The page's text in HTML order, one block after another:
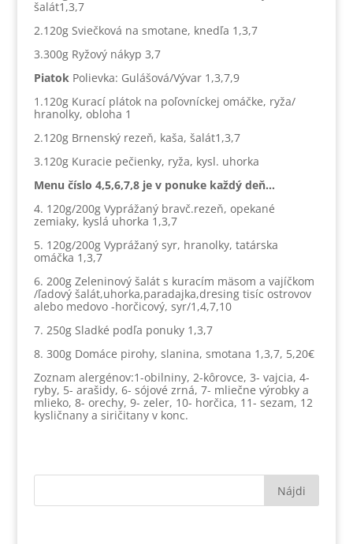
šalát1,3,7
2.120g Sviečková na smotane, knedľa 1,3,7
3.300g Ryžový nákyp 3,7
Piatok Polievka: Gulášová/Vývar 1,3,7,9
1.120g Kurací plátok na poľovníckej omáčke, ryža/
hranolky, obloha 1
2.120g Brnenský rezeň, kaša, šalát1,3,7
3.120g Kuracie pečienky, ryža, kysl. uhorka
Menu číslo 4,5,6,7,8 je v ponuke každý deň…
4. 120g/200g Vyprážaný bravč.rezeň, opekané
zemiaky, kyslá uhorka 1,3,7
5. 120g/200g Vyprážaný syr, hranolky, tatárska
omáčka 1,3,7
6. 200g Zeleninový šalát s kuracím mäsom a vajíčkom
/ľadový šalát,uhorka,paradajka,dresing tisíc ostrovov
alebo medovo -horčicový, syr/1,4,7,10
7. 250g Sladké podľa ponuky 1,3,7
8. 300g Domáce pirohy, slanina, smotana 1,3,7, 5,20€
Zoznam alergénov:1-obilniny, 2-kôrovce, 3- vajcia, 4-
ryby, 5- arašidy, 6- sójové zrná, 7- mliečne výrobky a
mlieko, 8- orechy, 9- zeler, 10- horčica, 11- sezam, 12
kysličnany a siričitany v konc.